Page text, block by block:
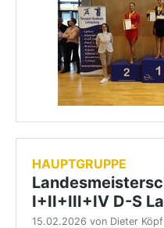
HAUPTGRUPPE
I+II+III+IV D-S
15.02.2026 von Dieter Köpf